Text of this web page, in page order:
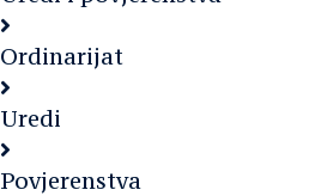
Ordinarijat
Uredi
Povjerenstva